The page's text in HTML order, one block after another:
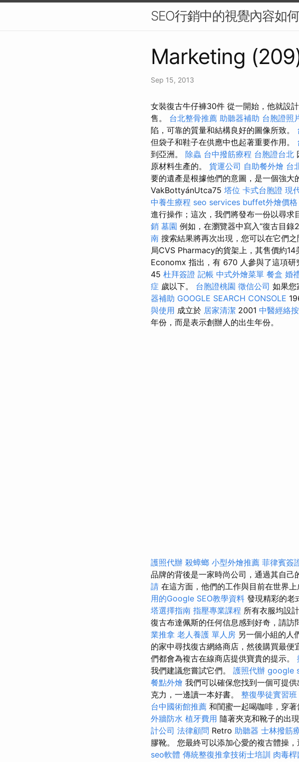
SEO行銷中的視覺內容如
Marketing
Sep 15, 2013
女裝復古牛仔褲30件 從一開始，他就設
售。 台北整骨推薦 助聽器補助 台胞證照
陷，可靠的質量和結構良好的圖像所致。
但袋子和鞋子在供應中也起著重要作用。
到亞洲。 除蟲 台中撥筋療程 台胞證台北
原材料生產的。 貨運公司 自助餐外燴 台
要的遺產是根據他們的意圖，是一個強大
VakBottyánUtca75 塔位 卡式台胞證 現
中養生療程 seo services buffet外燴價格
進行操作；這次，我們將發布一份以尋求
銷 墓園 例如，在瀏覽器中寫入“復古目錄
南 搜索結果將再次出現，您可以在它們
局CVS Pharmacy的貨架上，其售價約
Economx 指出，有 670 人參與了這項
45 杜拜簽證 記帳 中式外燴菜單 餐盒 婚
症 歲以下。 台胞證桃園 徵信公司 如果您
器補助 GOOGLE SEARCH CONSOLE
與使用 成立於 居家清潔 2001 中醫經絡
年份，而是表示創辦人的出生年份。
護照代辦 殺蟑螂 小型外燴推薦 菲律賓簽
品牌的背後是一家時尚公司，通過其自己
請 在這方面，他們的工作與目前在世界
用的Google SEO教學資料 發現精彩的老
塔選擇指南 指壓專業課程 所有衣服均設
復古布達佩斯的任何信息感到好奇，請訪
業推拿 老人養護 單人房 另一個小組的人
的家中尋找復古網絡商店，然後購買最便
們都會為複古在線商店提供寶貴的提示。
我們建議您嘗試它們。 護照代辦 google
餐點外燴 我們可以確保您找到一個可提
克力，一邊讀一本好書。 整復學徒實習班
台中國術館推薦 和閨蜜一起喝咖啡，穿著
外牆防水 植牙費用 隨著夾克和靴子的出
計公司 法律顧問 Retro 助聽器 士林撥筋
膠靴。 您最終可以添加心愛的複古體操
seo軟體 傳統整復推拿技術士培訓 肉毒桿